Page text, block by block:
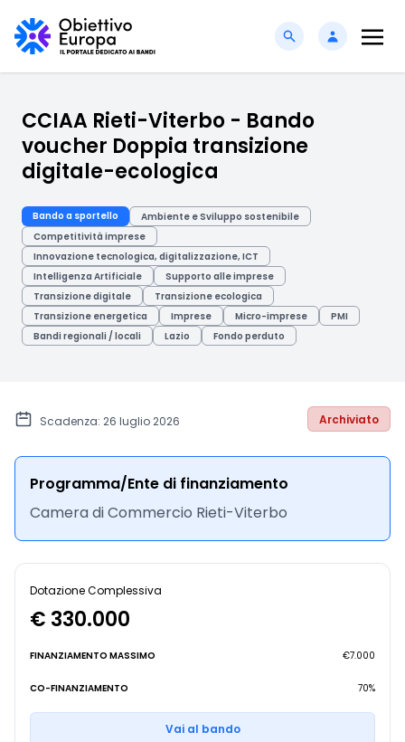
CCIAA Rieti-Viterbo - Bando
voucher Doppia transizione
digitale-ecologica
Bando a sportello
Ambiente e Sviluppo sostenibile
Competitività imprese
Innovazione tecnologica, digitalizzazione, ICT
Intelligenza Artificiale
Supporto alle imprese
Transizione digitale
Transizione ecologica
Transizione energetica
Imprese Micro-imprese
PMI
Bandi regionali / locali
Lazio Fondo perduto
Scadenza: 26 luglio 2026 Archiviato
Programma/Ente di finanziamento
Camera di Commercio Rieti-Viterbo
Dotazione Complessiva
€ 330.000
FINANZIAMENTO MASSIMO €7.000
CO-FINANZIAMENTO 70%
Vai al bando